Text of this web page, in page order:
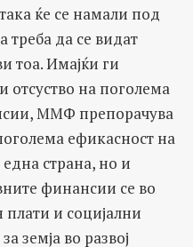
ќе се намали под
треба да се видат
тоа. Имајќи ги
на поголема
ММФ препорачува
ефикасност на
страна, но и
финансии се во
и социјални
земја во развој